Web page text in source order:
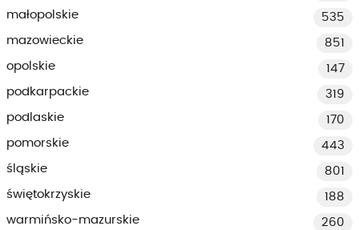
małopolskie
535
mazowieckie
851
opolskie
147
podkarpackie
319
podlaskie
170
pomorskie
443
śląskie
801
świętokrzyskie
188
warmińsko-mazurskie
260